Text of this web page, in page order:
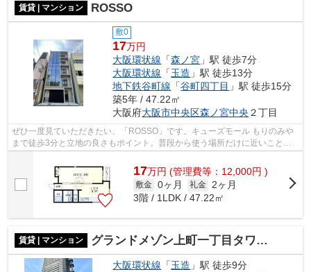
賃貸 | マンション ROSSO
敷0
17万円
大阪環状線 「森ノ宮 」駅 徒歩7分
大阪環状線 「玉造 」駅 徒歩13分
地下鉄谷町線 「谷町四丁目 」駅 徒歩15分
築5年 / 47.22㎡
大阪府大阪市中央区森ノ宮中央 ２丁目
ぜひ一度見ていただきたい、「ROSSO」です。キューズモール もりのみや
まで徒歩3分と立地の良さもポイント。普段から使う場所だけに近いことは
重要。共用部には敷地内ごみ置き場・エレ...
17万円 (管理費等：12,000円 )
敷金 0ヶ月 礼金 2ヶ月
3階 / 1LDK / 47.22㎡
賃貸 | マンション グランドメゾン上町一丁目タワー 玉造小学校区
大阪環状線 「玉造 」駅 徒歩9分